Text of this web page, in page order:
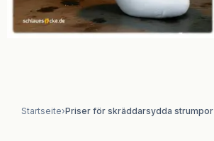
Startseite›Priser för skräddarsydda strumpor